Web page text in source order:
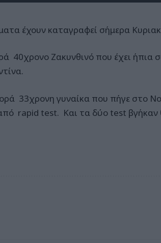
έχουν καταγραφεί σήμερα
40χρονο Ζακυνθινό που έχει ήπια
33χρονη γυναίκα που πήγε στο
rapid test. Και τα δύο test βγήκαν